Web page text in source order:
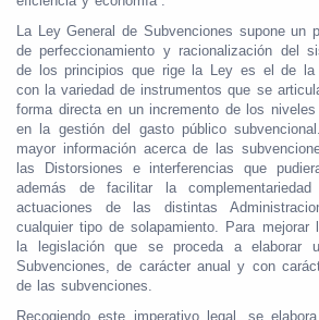
La Ley General de Subvenciones supone un
de perfeccionamiento y racionalización del
de los principios que rige la Ley es el de la
con la variedad de instrumentos que se
forma directa en un incremento de los
en la gestión del gasto público
mayor información acerca de las
las Distorsiones e interferencias que
además de facilitar la
actuaciones de las distintas
cualquier tipo de solapamiento. Para
la legislación que se proceda a elaborar
Subvenciones, de carácter anual y con
de las subvenciones.
Recogiendo este imperativo legal, se